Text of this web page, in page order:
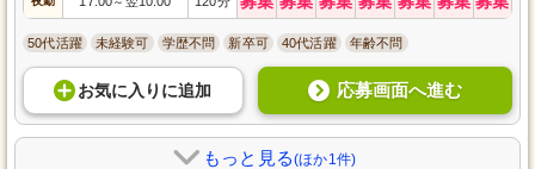
50代活躍 未経験可 学歴不問 新卒可 40代活躍 年齢不問
お気に入り に追加 応募画面へ進む
もっと見る(ほか1件)